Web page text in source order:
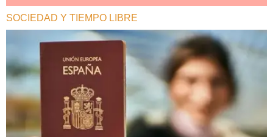
SOCIEDAD Y TIEMPO LIBRE